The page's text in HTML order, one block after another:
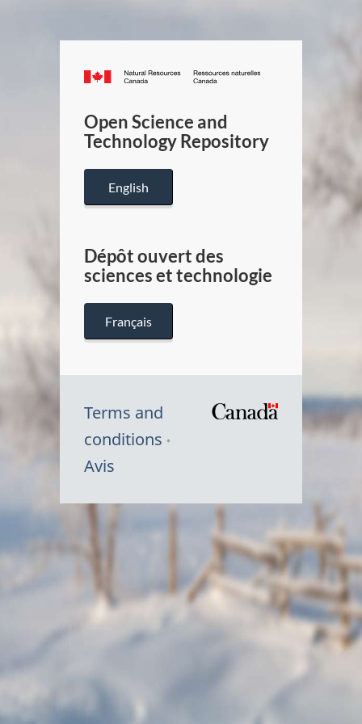
Canada.ca
/
Canada
Open Science and
Technology Repository
English
Dépôt ouvert des
sciences et technologie
Français
Terms and
conditions
Avis
Symbole
Canada